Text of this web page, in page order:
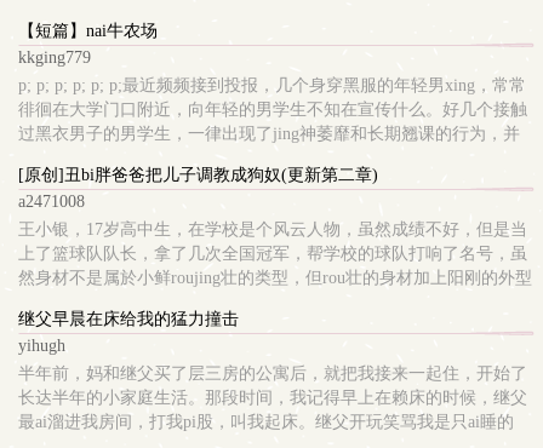
面孢魔，正用其胯下那湿漉漉的大鸡巴抽插着青年的後xue。随着抽
插越来越用力，孢魔满身的菌液溅的到处
【短篇】nai牛农场
kkging779
p; p; p; p; p; p;最近频频接到投报，几个身穿黑服的年轻男xing，常常
徘徊在大学门口附近，向年轻的男学生不知在宣传什么。好几个接触
过黑衣男子的男学生，一律出现了jing神萎靡和长期翘课的行为，并
怀疑这次案件涉及du品，而且这个事件慢慢在校?里传开了，已经增
加了调查的难度，黑衣人出现的次数?少，
[原创]丑bi胖爸爸把儿子调教成狗奴(更新第二章)
a2471008
王小银，17岁高中生，在学校是个风云人物，虽然成绩不好，但是当
上了篮球队队长，拿了几次全国冠军，帮学校的球队打响了名号，虽
然身材不是属於小鲜roujing壮的类型，但rou壮的身材加上阳刚的外型
哥，45岁，是个机械工厂老板，小的时候因为老婆跟别的男人跑了，
父亲整个xing情大变，总是喝完酒就拿小银出
继父早晨在床给我的猛力撞击
yihugh
半年前，妈和继父买了层三房的公寓后，就把我接来一起住，开始了
长达半年的小家庭生活。那段时间，我记得早上在赖床的时候，继父
最ai溜进我房间，打我pi股，叫我起床。继父开玩笑骂我是只ai睡的